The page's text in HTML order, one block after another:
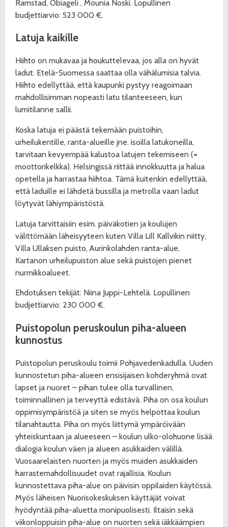
Ramstad, Obiageli , Mounia Noski. Lopullinen
budjettiarvio: 523 000 €.
Latuja kaikille
Hiihto on mukavaa ja houkuttelevaa, jos alla on hyvät
ladut. Etelä-Suomessa saattaa olla vähälumisia talvia.
Hiihto edellyttää, että kaupunki pystyy reagoimaan
mahdollisimman nopeasti latu tilanteeseen, kun
lumitilanne sallii.
Koska latuja ei päästä tekemään puistoihin,
urheilukentille, ranta-alueille jne. isoilla latukoneilla,
tarvitaan kevyempää kalustoa latujen tekemiseen (=
moottorikelkka). Helsingissä riittää innokkuutta ja halua
opetella ja harrastaa hiihtoa. Tämä kuitenkin edellyttää,
että laduille ei lähdetä bussilla ja metrolla vaan ladut
löytyvät lähiympäristöstä.
Latuja tarvittaisiin esim. päiväkotien ja koulujen
välittömään läheisyyteen kuten Villa Lill Kallvikin niitty,
Villa Ullaksen puisto, Aurinkolahden ranta-alue,
Kartanon urheilupuiston alue sekä puistojen pienet
nurmikkoalueet.
Ehdotuksen tekijät: Niina Juppi-Lehtelä. Lopullinen
budjettiarvio: 230 000 €.
Puistopolun peruskoulun piha-alueen
kunnostus
Puistopolun peruskoulu toimii Pohjavedenkadulla. Uuden
kunnostetun piha-alueen ensisijaisen kohderyhmä ovat
lapset ja nuoret – pihan tulee olla turvallinen,
toiminnallinen ja terveyttä edistävä. Piha on osa koulun
oppimisympäristöä ja siten se myös helpottaa koulun
tilanahtautta. Piha on myös liittymä ympäröivään
yhteiskuntaan ja alueeseen – koulun ulko-olohuone lisää
dialogia koulun väen ja alueen asukkaiden välillä.
Vuosaarelaisten nuorten ja myös muiden asukkaiden
harrastemahdollisuudet ovat rajallisia. Koulun
kunnostettava piha-alue on päivisin oppilaiden käytössä.
Myös läheisen Nuorisokeskuksen käyttäjät voivat
hyödyntää piha-aluetta monipuolisesti. Iltaisin sekä
viikonloppuisin piha-alue on nuorten sekä iäkkäämpien